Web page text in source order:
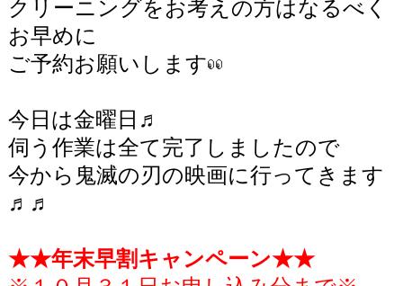
クリーニングをお考えの方はなるべく
お早めに
ご予約お願いします
今日は金曜日♬
伺う作業は全て完了しましたので
今から鬼滅の刃の映画に行ってきます
♬♬
★★年末早割キャンペーン★★